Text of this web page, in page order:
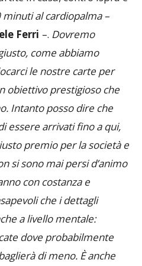
minuti al cardiopalma –
Ferri –. Dovremo
come abbiamo
le nostre carte per
obiettivo prestigioso che
Intanto posso dire che
essere arrivati fino a qui,
premio per la società e
si sono mai persi d’animo
con costanza e
che i dettagli
a livello mentale:
dove probabilmente
di meno. È anche